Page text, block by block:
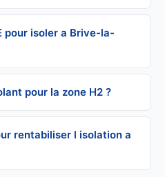
pour isoler a Brive-la-
pour la zone H2 ?
rentabiliser l isolation a